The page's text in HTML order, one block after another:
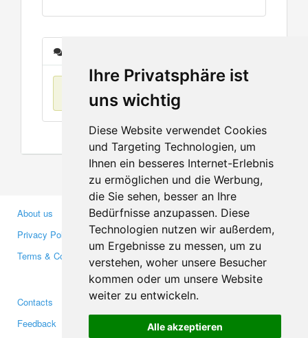
Ihre Privatsphäre ist
uns wichtig
Diese Website verwendet Cookies
und Targeting Technologien, um
Ihnen ein besseres Internet-Erlebnis
zu ermöglichen und die Werbung,
die Sie sehen, besser an Ihre
Bedürfnisse anzupassen. Diese
Technologien nutzen wir außerdem,
um Ergebnisse zu messen, um zu
verstehen, woher unsere Besucher
kommen oder um unsere Website
weiter zu entwickeln.
Alle akzeptieren
No items found
About us
Privacy Policy
Terms & Conditions
Business Partners
Investors
Media
Contacts
Feedback
Facebook
Twitter